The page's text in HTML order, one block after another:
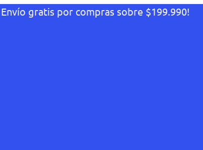
gratis por compras sobre $199.990!